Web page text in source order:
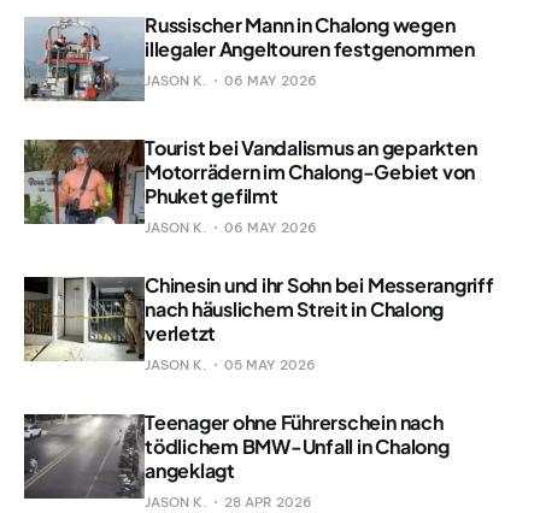
Russischer Mann in Chalong wegen
illegaler Angeltouren festgenommen
JASON K. 06 MAY 2026
Tourist bei Vandalismus an geparkten
Motorrädern im Chalong-Gebiet von
Phuket gefilmt
JASON K. 06 MAY 2026
Chinesin und ihr Sohn bei Messerangriff
nach häuslichem Streit in Chalong
verletzt
JASON K. 05 MAY 2026
Teenager ohne Führerschein nach
tödlichem BMW-Unfall in Chalong
angeklagt
JASON K. 28 APR 2026